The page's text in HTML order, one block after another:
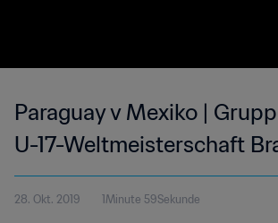
Paraguay v Mexiko |
U-17-Weltmeisterschaft
2019™ | Highlights
28. Okt. 2019 1Minute 59Sekunde